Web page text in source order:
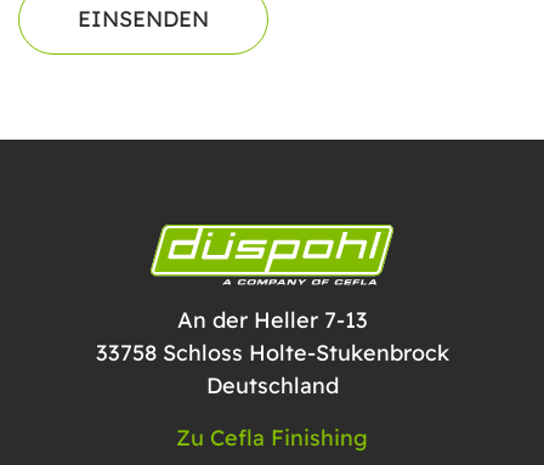
An der Heller 7-13
33758 Schloss Holte-Stukenbrock
Deutschland
Zu Cefla Finishing